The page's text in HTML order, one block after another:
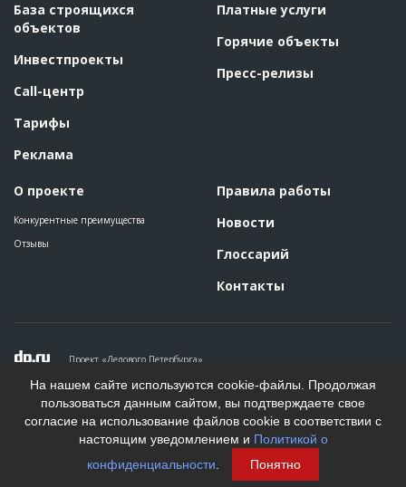
База строящихся
объектов
Инвестпроекты
Call-центр
Тарифы
Реклама
О проекте
Конкурентные преимущества
Отзывы
Платные услуги
Горячие объекты
Пресс-релизы
Правила работы
Новости
Глоссарий
Контакты
Проект «Делового Петербурга»
Политика конфиденциальности
Пользовательское соглашение
На информационном ресурсе применяются рекомендательные
технологии. Подробнее.
Создание сайта
На нашем сайте используются cookie-файлы. Продолжая
пользоваться данным сайтом, вы подтверждаете свое
согласие на использование файлов cookie в соответствии с
настоящим уведомлением и Политикой о
конфиденциальности
Понятно